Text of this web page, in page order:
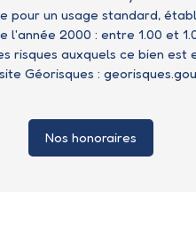
pour un usage standard,
l'année 2000 : entre 1.00 et
risques auxquels ce bien est
Géorisques :
Nos honoraires